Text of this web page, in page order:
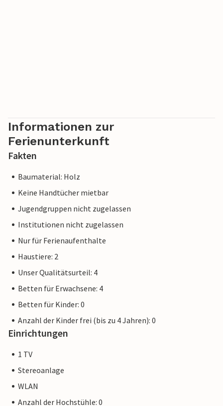
Informationen zur
Ferienunterkunft
Fakten
Baumaterial: Holz
Keine Handtücher mietbar
Jugendgruppen nicht zugelassen
Institutionen nicht zugelassen
Nur für Ferienaufenthalte
Haustiere: 2
Unser Qualitätsurteil: 4
Betten für Erwachsene: 4
Betten für Kinder: 0
Anzahl der Kinder frei (bis zu 4 Jahren): 0
Einrichtungen
1 TV
Stereoanlage
WLAN
Anzahl der Hochstühle: 0